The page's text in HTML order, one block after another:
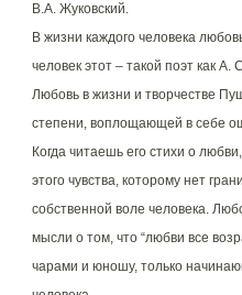
В.А. Жуковский.
В жизни каждого человека
человек этот – такой поэт как А.
Любовь в жизни и творчестве
степени, воплощающей в себе
Когда читаешь его стихи о
этого чувства, которому нет
собственной воле человека.
мысли о том, что “любви все
чарами и юношу, только